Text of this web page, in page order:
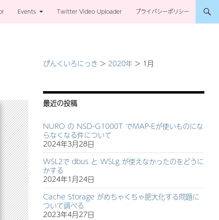
Events Twitter Video Uploader プライバシーポリシー
ぴんくいろにっき > 2020年> 1月
最近の投稿
NURO の NSD-G1000T でMAP-Eが使いものにな
らなくなる件について
2024年3月28日
WSL2で dbus と WSLg が使えなかったのをどうに
かする
2024年1月24日
Cache Storage がめちゃくちゃ肥大化する問題に
ついて調べる
2023年4月27日